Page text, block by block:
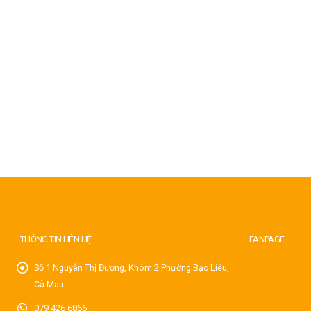
THÔNG TIN LIÊN HỆ
Số 1 Nguyễn Thị Đương, Khóm 2 Phường Bạc Liêu,
Cà Mau
079 426 6866
FANPAGE